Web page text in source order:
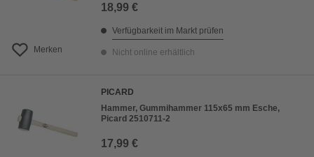
Merken
18,99 €
Verfügbarkeit im Markt prüfen
Nicht online erhältlich
PICARD
Hammer, Gummihammer 115x65 mm Esche,
Picard 2510711-2
17,99 €